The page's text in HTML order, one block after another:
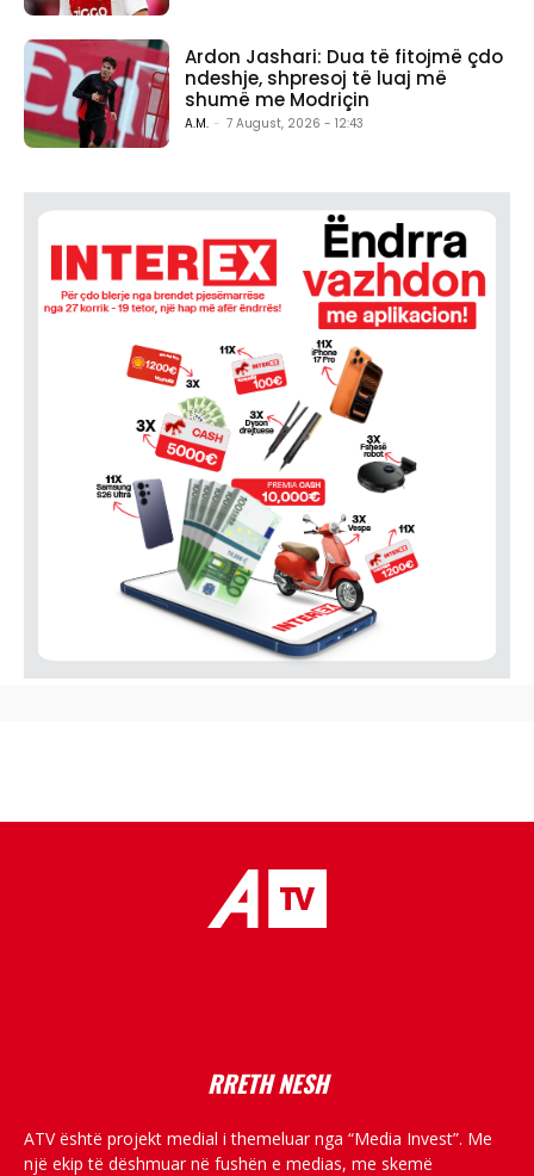
Ardon Jashari: Dua të fitojmë çdo
ndeshje, shpresoj të luaj më
shumë me Modriçin
A.M. - 7 August, 2026 - 12:43
RRETH NESH
ATV është projekt medial i themeluar nga “Media Invest”. Me
një ekip të dëshmuar në fushën e medias, me skemë